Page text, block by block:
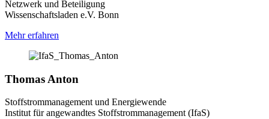
Netzwerk und Beteiligung
Wissenschaftsladen e.V. Bonn
Mehr erfahren
Thomas Anton
Stoffstrommanagement und Energiewende
Institut für angewandtes Stoffstrommanagement (IfaS)